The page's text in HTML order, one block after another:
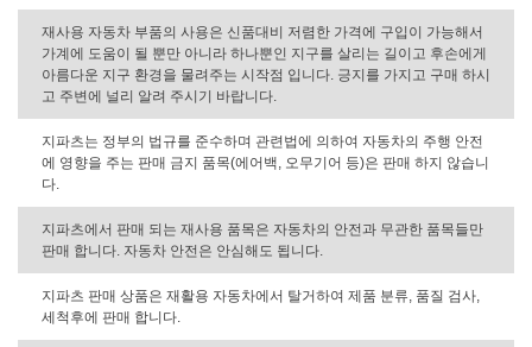
재사용 자동차 부품의 사용은 신품대비 저렴한 가격에 구입이 가능해서
가계에 도움이 될 뿐만 아니라 하나뿐인 지구를 살리는 길이고 후손에게
아름다운 지구 환경을 물려주는 시작점 입니다. 긍지를 가지고 구매 하시
고 주변에 널리 알려 주시기 바랍니다.
지파츠는 정부의 법규를 준수하며 관련법에 의하여 자동차의 주행 안전
에 영향을 주는 판매 금지 품목(에어백, 오무기어 등)은 판매 하지 않습니
다.
지파츠에서 판매 되는 재사용 품목은 자동차의 안전과 무관한 품목들만
판매 합니다. 자동차 안전은 안심해도 됩니다.
지파츠 판매 상품은 재활용 자동차에서 탈거하여 제품 분류, 품질 검사,
세척후에 판매 합니다.